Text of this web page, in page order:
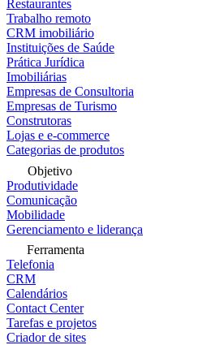
Restaurantes
Trabalho remoto
CRM imobiliário
Instituições de Saúde
Prática Jurídica
Imobiliárias
Empresas de Consultoria
Empresas de Turismo
Construtoras
Lojas e e-commerce
Categorias de produtos
Objetivo
Produtividade
Comunicação
Mobilidade
Gerenciamento e liderança
Ferramenta
Telefonia
CRM
Calendários
Contact Center
Tarefas e projetos
Criador de sites